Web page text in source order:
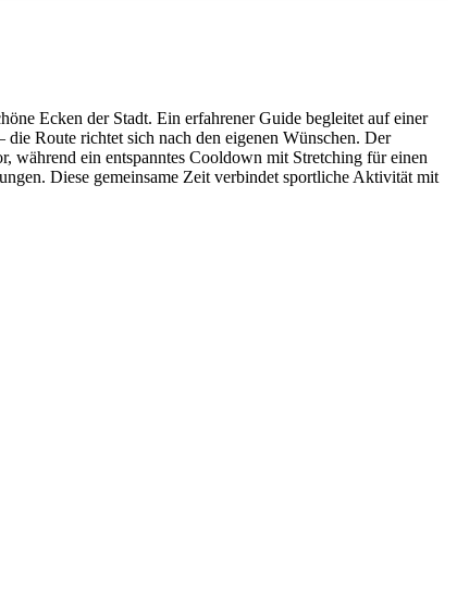
Ecken der Stadt. Ein erfahrener Guide begleitet auf einer
Route richtet sich nach den eigenen Wünschen. Der
während ein entspanntes Cooldown mit Stretching für einen
Diese gemeinsame Zeit verbindet sportliche Aktivität mit